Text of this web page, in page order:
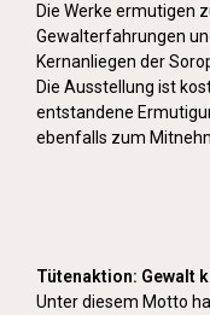
Die Werke ermutigen
Gewalterfahrungen
Kernanliegen der
Die Ausstellung ist
entstandene
ebenfalls zum
Tütenaktion: Gewalt
Unter diesem Motto